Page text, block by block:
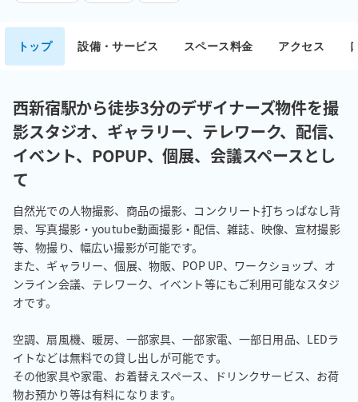
トップ 設備・サービス スペース料金 アクセス
西新宿駅から徒歩3分のデザイナーズ物件を撮
影スタジオ、ギャラリー、テレワーク、配信、
イベント、POPUP、個展、会議スペースとし
て
自然光での人物撮影、商品の撮影、コンクリート打ちっぱなし背
景、写真撮影・youtube動画撮影・配信、雑誌、映像、宣材撮影
等、物撮り、幅広い撮影が可能です。
また、ギャラリー、個展、物販、POP UP、ワークショップ、オ
ンライン会議、テレワーク、イベント等にもご利用可能なスタジ
オです。
空調、扇風機、暖房、一部家具、一部家電、一部日用品、LEDラ
イトなどは無料での貸し出しが可能です。
その他家具や家電、お着替えスペース、ドリンクサービス、お荷
物お預かり等は有料になります。